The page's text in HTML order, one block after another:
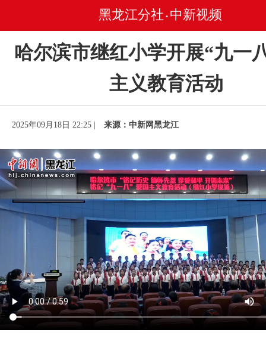
黑龙江分社 • 中新视频
哈尔滨市继红小学开展“九一
主义教育活动
2025年09月18日 22:25 | 来源：中新网黑龙江